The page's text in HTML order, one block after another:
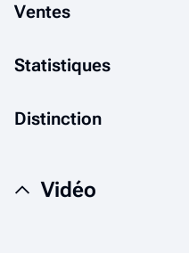
Ventes
Statistiques
Distinction
Vidéo